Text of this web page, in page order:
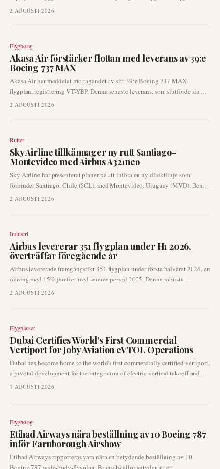
av vingsprickor under rutinmässiga underhållskontroller. Fem av dessa
brådska. Denna utveckling kan leda till betydande operativa justeringar för
2 AUGUSTI 2026
Flygbolag
Akasa Air förstärker flottan med leverans av 39:e
Boeing 737 MAX
Akasa Air har meddelat mottagandet av sitt 39:e Boeing 737 MAX-
flygplan, registrering VT-YBP. Denna senaste leverans, som slutförde sin
resa från Seattle till Bengaluru, markerar en viktig milstolpe i flygbolagets
operativa kapacitet på den snabbt växande indiska flygmarknaden.
2 AUGUSTI 2026
Rutter
Sky Airline tillkännager ny rutt Santiago-
Montevideo med Airbus A321neo
Sky Airline har presenterat planer på att införa en ny direktlinje som
förbinder Santiago, Chile (SCL), med Montevideo, Uruguay (MVD). Denna
internationella expansion är planerad att starta i augusti 2026 och kommer
2 AUGUSTI 2026
Industri
Airbus levererar 351 flygplan under H1 2026,
överträffar föregående år
Airbus levererade framgångsrikt 351 flygplan under första halvåret 2026, en
ökning med 15% jämfört med samma period 2025. Denna robusta
prestation, som inkluderade 89 leveranser i juni, indikerar en fortsatt
nyckelindikator för den globala kommersiella flygmarknaden och påverkar
2 AUGUSTI 2026
Flygplatser
Dubai Certifies World’s First Commercial
Vertiport for Joby Aviation eVTOL Operations
Dubai has become home to the world's first commercially certified vertiport,
a pivotal development for the integration of electric vertical takeoff and
landing (eVTOL) aircraft into urban transportation. This certification
transition from demonstration flights to commercial air taxi services in a
1 AUGUSTI 2026
Flygbolag
Etihad Airways nära beställning av 10 Boeing 787
inför Farnborough Airshow
Etihad Airways rapporteras vara nära en betydande beställning av 10
Boeing 787 wide-body-flygplan. Branschkällor antyder att ett